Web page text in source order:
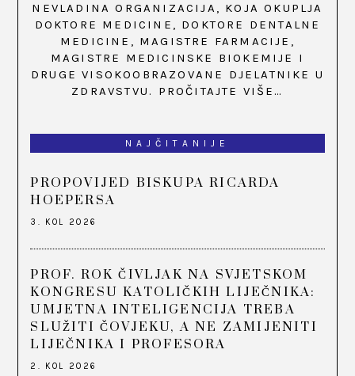
NEVLADINA ORGANIZACIJA, KOJA OKUPLJA
DOKTORE MEDICINE, DOKTORE DENTALNE
MEDICINE, MAGISTRE FARMACIJE,
MAGISTRE MEDICINSKE BIOKEMIJE I
DRUGE VISOKOOBRAZOVANE DJELATNIKE U
ZDRAVSTVU. PROČITAJTE VIŠE…
NAJČITANIJE
PROPOVIJED BISKUPA RICARDA
HOEPERSA
3. KOL 2026
PROF. ROK ČIVLJAK NA SVJETSKOM
KONGRESU KATOLIČKIH LIJEČNIKA:
UMJETNA INTELIGENCIJA TREBA
SLUŽITI ČOVJEKU, A NE ZAMIJENITI
LIJEČNIKA I PROFESORA
2. KOL 2026